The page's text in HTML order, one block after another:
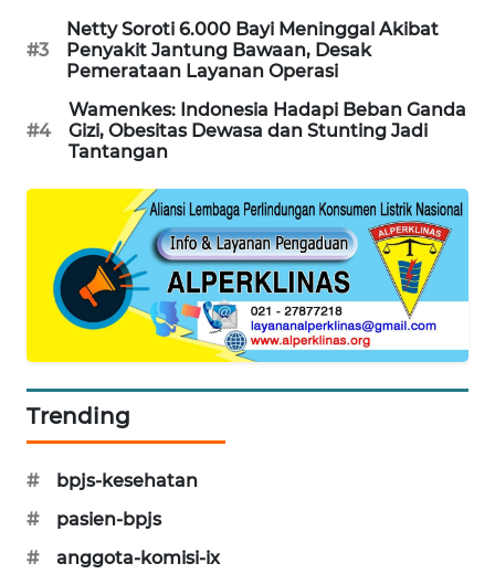
#3
Netty Soroti 6.000 Bayi Meninggal Akibat
Penyakit Jantung Bawaan, Desak
Pemerataan Layanan Operasi
#4
Wamenkes: Indonesia Hadapi Beban Ganda
Gizi, Obesitas Dewasa dan Stunting Jadi
Tantangan
Trending
#
bpjs-kesehatan
#
pasien-bpjs
#
anggota-komisi-ix
WALINKI
ID
MAWAKA
ID
PLN
WATCH
MKLI
LPKKI
LKKI